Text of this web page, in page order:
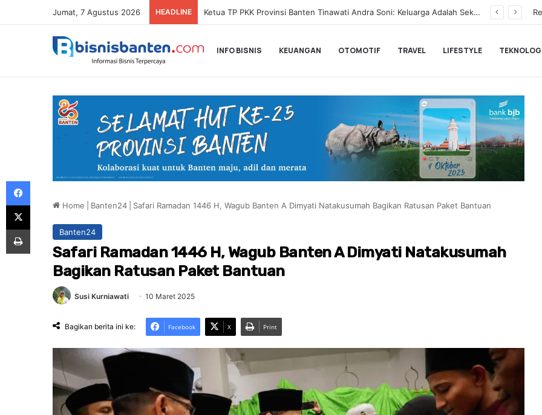
Jumat, 7 Agustus 2026 HEADLINE BLACKPINK Gelar Meet & Greet Spesial Rayakan Anniversary ke-10, Ini Syarat dan Jadwalnya
INFO BISNIS KEUANGAN OTOMOTIF TRAVEL LIFESTYLE
Home Banten24 Safari Ramadan 1446 H, Wagub Banten A Dimyati Natakusumah Bagikan Ratusan Paket Bantuan
Banten24
Safari Ramadan 1446 H, Wagub Banten A Dimyati Natakusumah
Bagikan Ratusan Paket Bantuan
Susi Kurniawati 10 Maret 2025
Bagikan berita ini ke: Facebook X Print
Facebook